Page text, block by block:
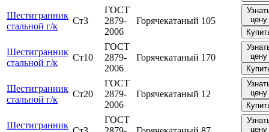
Шестигранник
стальной г/к
Ст3
ГОСТ
2879-
2006
Горячекатаный 105
цену
Шестигранник
стальной г/к
Ст10
ГОСТ
2879-
2006
Горячекатаный 170
цену
Шестигранник
стальной г/к
Ст20
ГОСТ
2879-
2006
Горячекатаный 12
цену
Шестигранник
ГОСТ
цену